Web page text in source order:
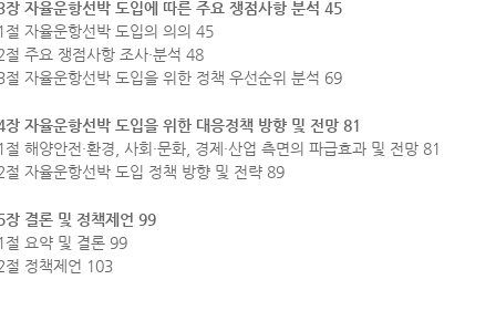
장 자율운항선박 도입에 따른 주요 쟁점사항 분석 45
절 자율운항선박 도입의 의의 45
절 주요 쟁점사항 조사·분석 48
절 자율운항선박 도입을 위한 정책 우선순위 분석 69
장 자율운항선박 도입을 위한 대응정책 방향 및 전망 81
절 해양안전·환경, 사회·문화, 경제·산업 측면의 파급효과 및 전망 81
절 자율운항선박 도입 정책 방향 및 전략 89
장 결론 및 정책제언 99
절 요약 및 결론 99
절 정책제언 103